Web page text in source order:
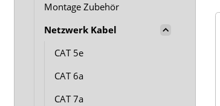
Montage Zubehör
Netzwerk Kabel
CAT 5e
CAT 6a
CAT 7a